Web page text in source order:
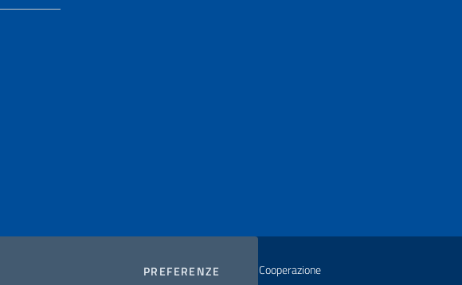
PREFERENZE COOKIES
2026 Copyright Ministero degli Affari Esteri e della Cooperazione